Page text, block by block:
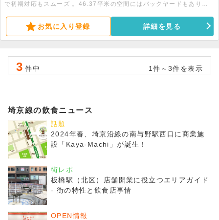
で初期対応もスムーズ 。46.37平米の空間にはバックヤードもあり、
ております 。お気に入り登録 詳細を見る
3 件中 1件～3件を表示
埼京線の飲食ニュース
話題
2024年春、埼京沿線の南与野駅西口に商業施
設「Kaya-Machi」が誕生！
街レポ
板橋駅（北区）店舗開業に役立つエリアガイド
- 街の特性と飲食店事情
OPEN情報